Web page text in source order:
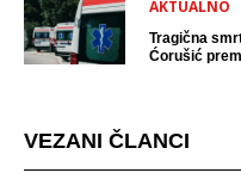
AKTUALNO
Tragična
Ćorušić
VEZANI ČLANCI